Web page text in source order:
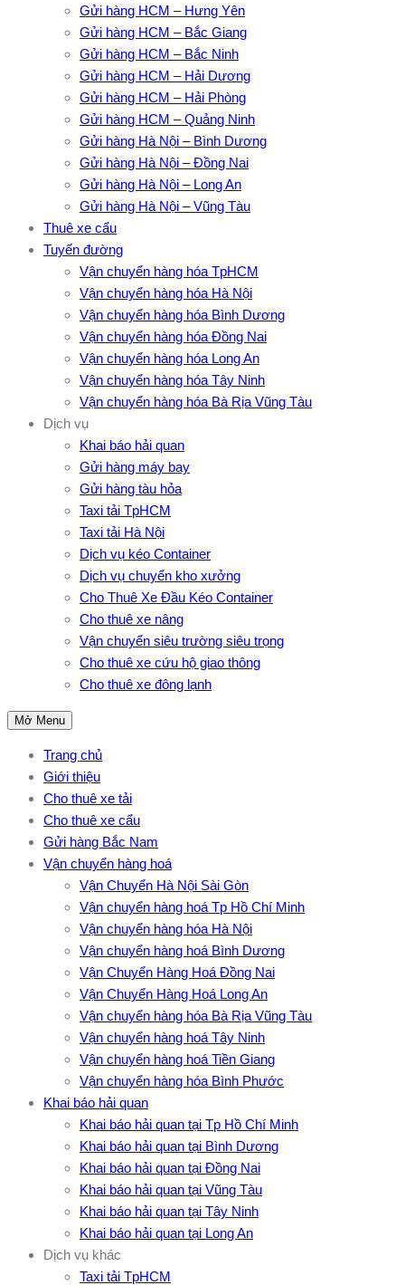
Gửi hàng HCM – Hưng Yên
Gửi hàng HCM – Bắc Giang
Gửi hàng HCM – Bắc Ninh
Gửi hàng HCM – Hải Dương
Gửi hàng HCM – Hải Phòng
Gửi hàng HCM – Quảng Ninh
Gửi hàng Hà Nội – Bình Dương
Gửi hàng Hà Nội – Đồng Nai
Gửi hàng Hà Nội – Long An
Gửi hàng Hà Nội – Vũng Tàu
Thuê xe cẩu
Tuyến đường
Vận chuyển hàng hóa TpHCM
Vận chuyển hàng hóa Hà Nội
Vận chuyển hàng hóa Bình Dương
Vận chuyển hàng hóa Đồng Nai
Vận chuyển hàng hóa Long An
Vận chuyển hàng hóa Tây Ninh
Vận chuyển hàng hóa Bà Rịa Vũng Tàu
Dịch vụ
Khai báo hải quan
Gửi hàng máy bay
Gửi hàng tàu hỏa
Taxi tải TpHCM
Taxi tải Hà Nội
Dịch vụ kéo Container
Dịch vụ chuyển kho xưởng
Cho Thuê Xe Đầu Kéo Container
Cho thuê xe nâng
Vận chuyển siêu trường siêu trọng
Cho thuê xe cứu hộ giao thông
Cho thuê xe đông lạnh
Mở Menu
Trang chủ
Giới thiệu
Cho thuê xe tải
Cho thuê xe cẩu
Gửi hàng Bắc Nam
Vận chuyển hàng hoá
Vận Chuyển Hà Nội Sài Gòn
Vận chuyển hàng hoá Tp Hồ Chí Minh
Vận chuyển hàng hóa Hà Nội
Vận chuyển hàng hoá Bình Dương
Vận Chuyển Hàng Hoá Đồng Nai
Vận Chuyển Hàng Hoá Long An
Vận chuyển hàng hóa Bà Rịa Vũng Tàu
Vận chuyển hàng hoá Tây Ninh
Vận chuyển hàng hoá Tiền Giang
Vận chuyển hàng hóa Bình Phước
Khai báo hải quan
Khai báo hải quan tại Tp Hồ Chí Minh
Khai báo hải quan tại Bình Dương
Khai báo hải quan tại Đồng Nai
Khai báo hải quan tại Vũng Tàu
Khai báo hải quan tại Tây Ninh
Khai báo hải quan tại Long An
Dịch vụ khác
Taxi tải TpHCM